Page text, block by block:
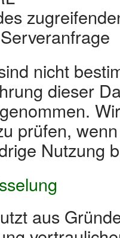
nicht
dieser
prüfen,
Nutzung
aus